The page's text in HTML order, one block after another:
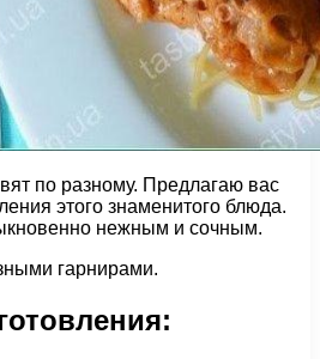
по разному. Предлагаю вас
этого знаменитого блюда.
нежным и сочным.
гарнирами.